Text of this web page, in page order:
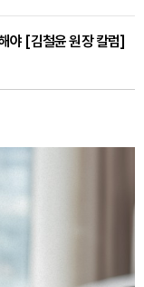
야 [김철윤 원장 칼럼]